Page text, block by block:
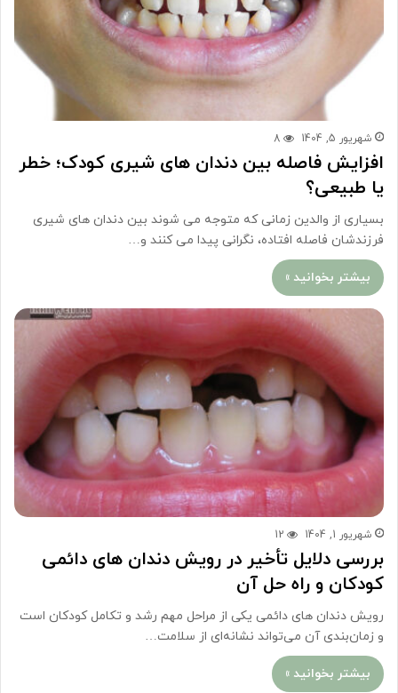
شهریور 5, 1404 8
افزایش فاصله بین دندان های شیری کودک؛ خطر
یا طبیعی؟
بسیاری از والدین زمانی که متوجه می شوند بین دندان های شیری
فرزندشان فاصله افتاده، نگرانی پیدا می کنند و…
بیشتر بخوانید »
شهریور 1, 1404 12
بررسی دلایل تأخیر در رویش دندان های دائمی
کودکان و راه حل آن
رویش دندان های دائمی یکی از مراحل مهم رشد و تکامل کودکان است
و زمان‌بندی آن می‌تواند نشانه‌ای از سلامت…
بیشتر بخوانید »